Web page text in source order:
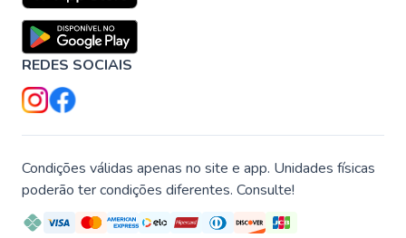
REDES SOCIAIS
Condições válidas apenas no site e app. Unidades físicas
poderão ter condições diferentes. Consulte!